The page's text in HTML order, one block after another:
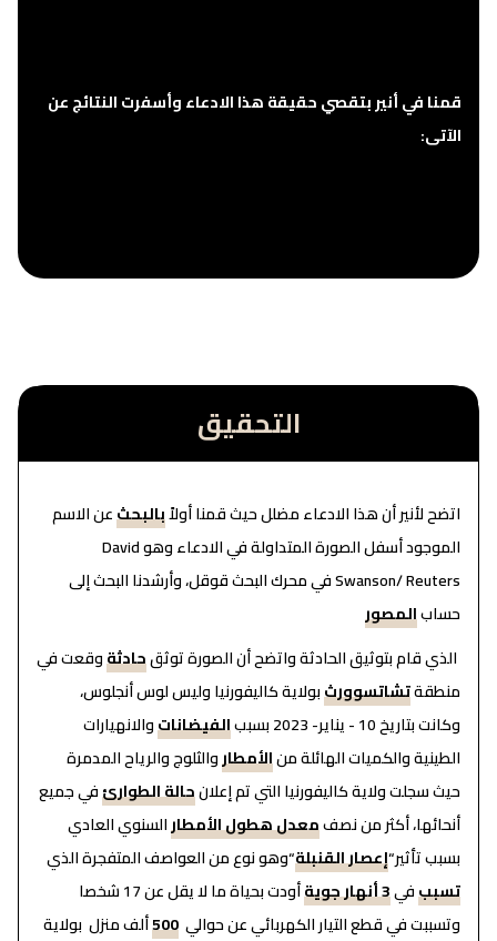
قمنا في أنير بتقصي حقيقة هذا الادعاء وأسفرت النتائج عن
الآتى:
التحقيق
اتضح لأنير أن هذا الادعاء مضلل حيث قمنا أولاًبالبحثعن الاسم
الموجود أسفل الصورة المتداولة في الادعاء وهو David
Swanson/ Reuters في محرك البحث قوقل، وأرشدنا البحث إلى
حسابالمصور
الذي قام بتوثيق الحادثة واتضح أن الصورة توثقحادثةوقعت في
منطقةتشاتسوورثبولاية كاليفورنيا وليس لوس أنجلوس،
وكانت بتاريخ 10 - يناير- 2023 بسبب
الفيضاناتوالانهيارات
الطينية والكميات الهائلة منالأمطاروالثلوج والرياح المدمرة
حيث سجلت ولاية كاليفورنيا التي تم إعلانحالة الطوارئفي جميع
أنحائها، أكثر من نصفمعدل هطول الأمطارالسنوي العادي
بسبب تأثير“إعصار القنبلة“وهو نوع من العواصف المتفجرة الذي
تسببفي3 أنهار جوية
أودت بحياة ما لا يقل عن 17 شخصا
وتسببت في قطع التيار الكهربائي عن حوالي 500ألف منزل بولاية